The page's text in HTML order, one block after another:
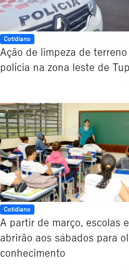
Cotidiano
Ação de limpeza de
polícia na zona leste de
Cotidiano
A partir de março, escolas
abrirão aos sábados para
conhecimento